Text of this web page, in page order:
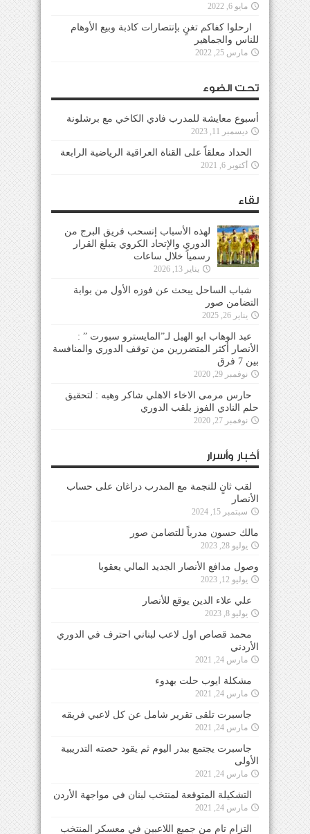
مايو 6, 2022
ارحلوا كفاكم تغنٍ بإنتصارات كاذبة وبيع الأوهام
للناس والجماهير
مارس 25, 2022
تحت الضوء
أسبوع معايشة للمدرب فادي الكاخي مع برشلونة
ديسمبر 11, 2023
الحداد معلقاً على القناة العراقية الرياضية الرابعة
أكتوبر 6, 2021
لقاء
لهذه الأسباب إنسحب فريق البرج من
الدوري والإتحاد الكروي يتبلغ القرار
رسمياً خلال ساعات
يناير 13, 2026
شباب الساحل يبحث عن فوزه الأول من بوابة
التضامن صور
يناير 26, 2025
عبد الوهاب ابو الهيل لـ”المايسترو سبورت ” :
الأنصار أكثر المتضررين من توقف الدوري والمنافسة
بين 7 فرق
نوفمبر 29, 2020
حارس مرمى الاخاء الاهلي شاكر وهبه : لتحقيق
حلم النادي الفوز بلقب الدوري
نوفمبر 27, 2020
أخبار وأسرار
لقب ثانٍ للنجمة مع المدرب دراغان على حساب
الأنصار
سبتمبر 15, 2024
مالك حسون مدرباً للتضامن صور
يوليو 28, 2023
وصول مدافع الأنصار الجديد المالي يعقوبا
يوليو 12, 2023
علي علاء الدين يوقع للأنصار
يوليو 8, 2023
محمد قصاص اول لاعب لبناني احترف في الدوري
الأردني
مارس 24, 2021
مشكلة ايوب حلت بهدوء
مارس 24, 2021
جاسبرت تلقى تقرير شامل عن كل لاعبي فريقه
مارس 24, 2021
جاسبرت يجتمع ببدر اليوم ثم يقود حصته التدريبية
الأولى
مارس 24, 2021
التشكيلة المتوقعة لمنتخب لبنان في مواجهة الأردن
مارس 24, 2021
التزام تام من جميع اللاعبين في معسكر المنتخب